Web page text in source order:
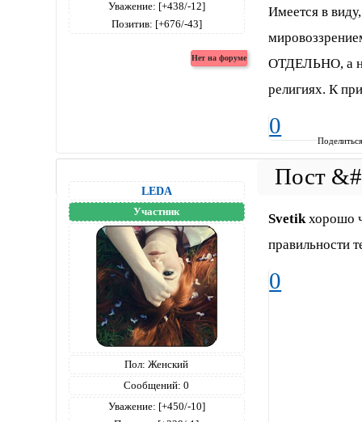
Уважение: [+438/-12]
Позитив: [+676/-43]
Имеется в
ОТДЕЛЬНО, а
религиях. К
0
LEDA
Участник
Пол: Женский
Сообщений: 0
Уважение: [+450/-10]
Svetikхорошо
правильности
0